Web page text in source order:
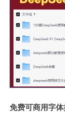
免费可商用字